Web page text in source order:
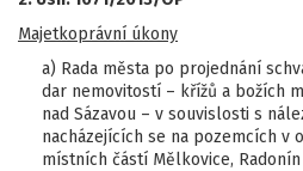
Majetkoprávní úkony
a) Rada města po projednání
dar nemovitostí – křížů a božích
nad Sázavou – v souvislosti s
nacházejících se na pozemcích v
místních částí Mělkovice,